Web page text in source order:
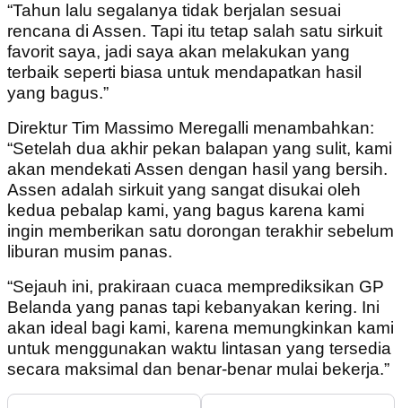
“Tahun lalu segalanya tidak berjalan sesuai
rencana di Assen. Tapi itu tetap salah satu sirkuit
favorit saya, jadi saya akan melakukan yang
terbaik seperti biasa untuk mendapatkan hasil
yang bagus.”
Direktur Tim Massimo Meregalli menambahkan:
“Setelah dua akhir pekan balapan yang sulit, kami
akan mendekati Assen dengan hasil yang bersih.
Assen adalah sirkuit yang sangat disukai oleh
kedua pebalap kami, yang bagus karena kami
ingin memberikan satu dorongan terakhir sebelum
liburan musim panas.
“Sejauh ini, prakiraan cuaca memprediksikan GP
Belanda yang panas tapi kebanyakan kering. Ini
akan ideal bagi kami, karena memungkinkan kami
untuk menggunakan waktu lintasan yang tersedia
secara maksimal dan benar-benar mulai bekerja.”